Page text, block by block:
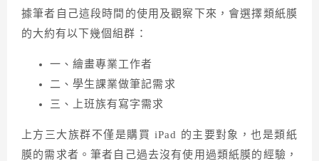
據筆者自己這段時間的使用及觀察下來，會選擇類紙膜
的大約有以下幾個組群：
一、繪畫專業工作者
二、學生課業做筆記需求
三、上班族有寫字需求
上方三大族群不僅是購買 iPad 的主要對象，也是類紙
膜的需求者。筆者自己過去沒有使用過類紙膜的經驗，